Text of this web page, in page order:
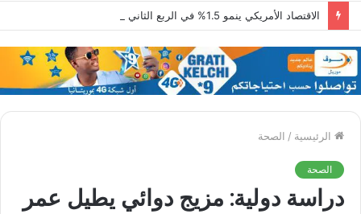
الرئيسية / الصحة
الصحة
دراسة دولية: مزيج دوائي يطيل عمر